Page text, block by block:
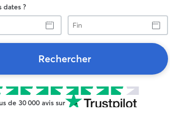
dates ?
Fin
Rechercher
de 30 000 avis sur